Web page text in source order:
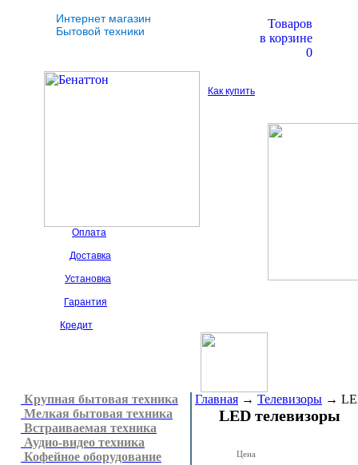
Интернет магазин
Бытовой техники
Товаров
в корзине
0
Как купить
Оплата
Доставка
Установка
Гарантия
Кредит
Крупная бытовая техника
Мелкая бытовая техника
Встраиваемая техника
Аудио-видео техника
Кофейное оборудование
Главная → Телевизоры →
LED телевизоры
Цена